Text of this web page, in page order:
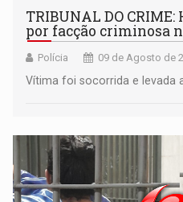
TRIBUNAL DO
por facção criminosa
Polícia 09 de Agosto de
Vítima foi socorrida e levada